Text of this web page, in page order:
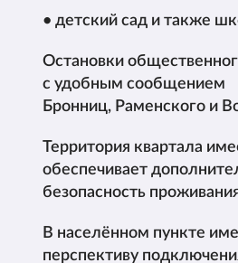
• детский сад и также
Остановки
с удобным
Бронниц, Раменского и
Территория квартала
обеспечивает
безопасность
В населённом пункте
перспективу